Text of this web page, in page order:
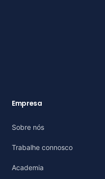
Empresa
Sobre nós
Trabalhe connosco
Academia